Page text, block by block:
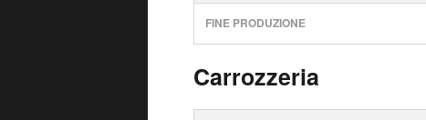
FINE PRODUZIONE
Carrozzeria